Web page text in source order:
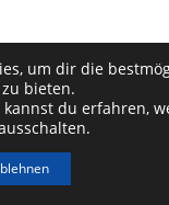
|
um dir die
bieten.
kannst du erfahren,